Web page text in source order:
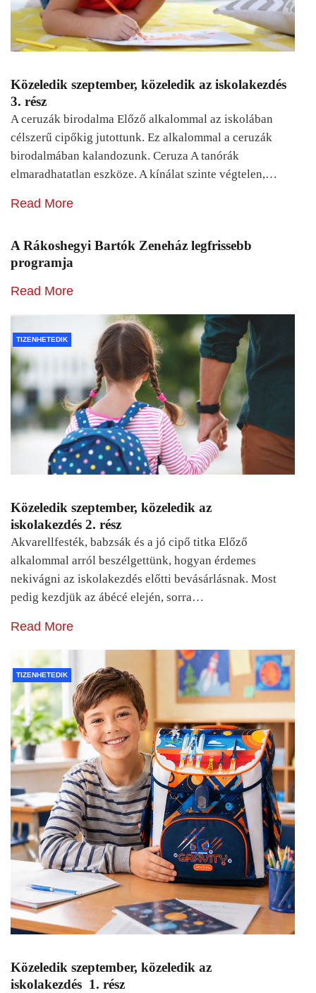
Közeledik szeptember, közeledik az iskolakezdés
3. rész
A ceruzák birodalma Előző alkalommal az iskolában
célszerű cipőkig jutottunk. Ez alkalommal a ceruzák
birodalmában kalandozunk. Ceruza A tanórák
elmaradhatatlan eszköze. A kínálat szinte végtelen,…
Read More
A Rákoshegyi Bartók Zeneház legfrissebb
programja
Read More
TIZENHETEDIK
Közeledik szeptember, közeledik az
iskolakezdés 2. rész
Akvarellfesték, babzsák és a jó cipő titka Előző
alkalommal arról beszélgettünk, hogyan érdemes
nekivágni az iskolakezdés előtti bevásárlásnak. Most
pedig kezdjük az ábécé elején, sorra…
Read More
TIZENHETEDIK
Közeledik szeptember, közeledik az
iskolakezdés 1. rész